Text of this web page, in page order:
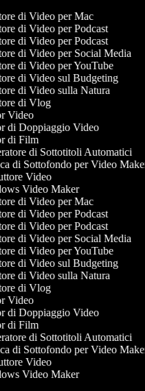
di Video per Mac
di Video per Podcast
di Video per Podcast
di Video per Social Media
di Video per YouTube
di Video sul Budgeting
di Video sulla Natura
di Vlog
Video
di Doppiaggio Video
di Film
di Sottotitoli Automatici
di Sottofondo per Video Maker
Video
Video Maker
di Video per Mac
di Video per Podcast
di Video per Podcast
di Video per Social Media
di Video per YouTube
di Video sul Budgeting
di Video sulla Natura
di Vlog
Video
di Doppiaggio Video
di Film
di Sottotitoli Automatici
di Sottofondo per Video Maker
Video
Video Maker